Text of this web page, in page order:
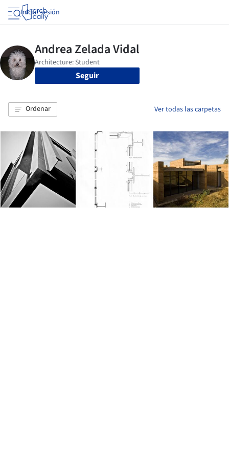
Iniciar sesión
Seguir
Ordenar Ver todas las carpetas